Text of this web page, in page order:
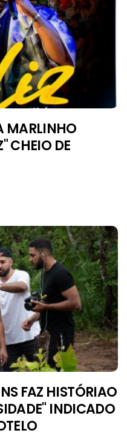
MARLINHO
CHEIO DE
FAZ HISTÓRIAO
INDICADO